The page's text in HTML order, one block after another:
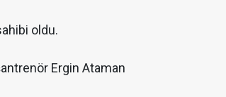
oldu.
Ergin Ataman